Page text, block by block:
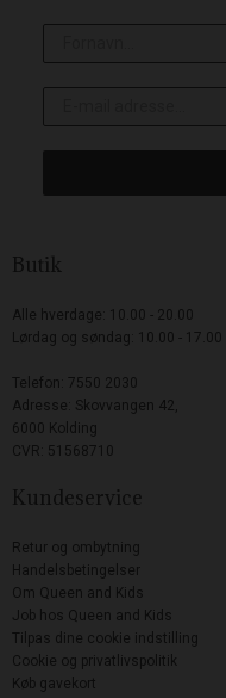
Butik
Alle hverdage: 10.00 - 20.00
Lørdag og søndag: 10.00 - 17.00
Telefon: 7550 2030
Adresse: Skovvangen 42,
6000 Kolding
CVR: 51568710
Kundeservice
Retur og ombytning
Handelsbetingelser
Om Queen and Kids
Job hos Queen and Kids
Tilpas dine cookie indstilling
Cookie og privatlivspolitik
Køb gavekort